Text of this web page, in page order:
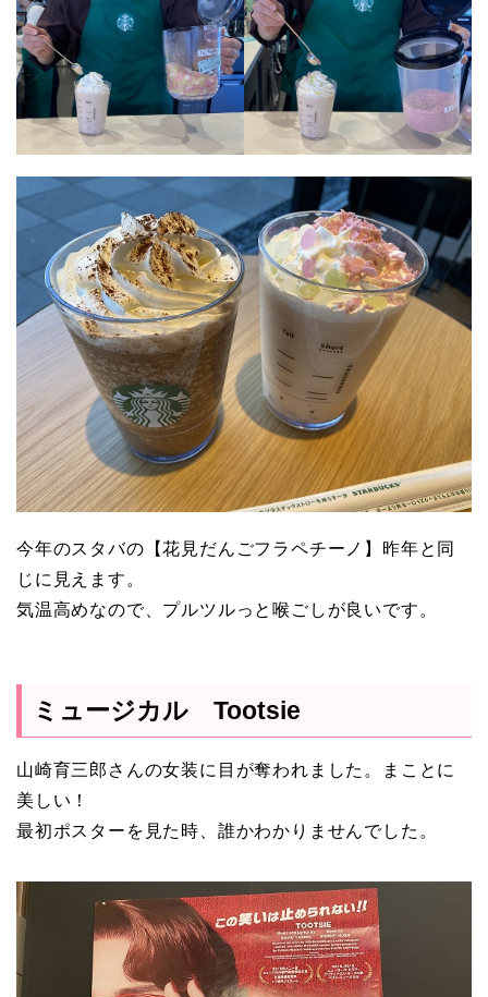
今年のスタバの【花見だんごフラペチーノ】昨年と同
じに見えます。
気温高めなので、プルツルっと喉ごしが良いです。
ミュージカル Tootsie
山崎育三郎さんの女装に目が奪われました。まことに
美しい！
最初ポスターを見た時、誰かわかりませんでした。